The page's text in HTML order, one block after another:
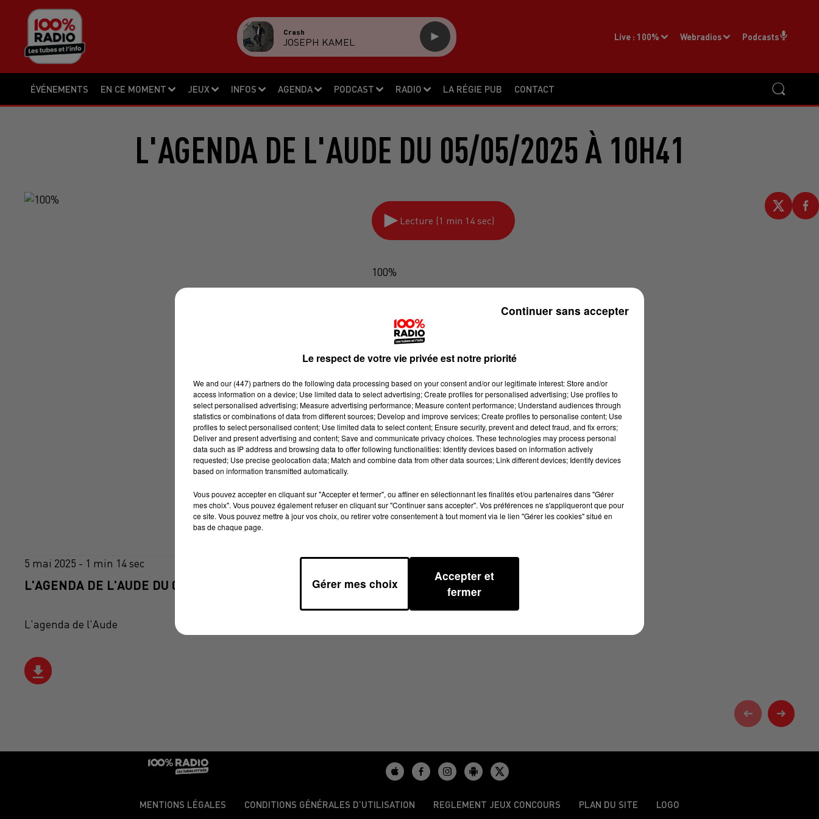
ÉVÉNEMENTS EN CE MOMENT JEUX INFOS AGENDA PODCAST RADIO LA RÉGIE PUB CONTACT
Live : 100% Webradios Podcasts
Crash
JOSEPH KAMEL
L'AGENDA DE L'AUDE DU 05/05/2025 À 10H41
Lecture (1 min 14 sec)
100%
5 mai 2025 - 1 min 14 sec
L'AGENDA DE L'AUDE DU 05/05/2025 À 10H41
L'agenda de l'Aude
MENTIONS LÉGALES CONDITIONS GÉNÉRALES D’UTILISATION REGLEMENT JEUX CONCOURS PLAN DU SITE LOGO
Le respect de votre vie privée est notre priorité
We and our (447) partnersdo the following data processing based on your consent and/or our legitimate interest: Store and/or
access information on a device; Use limited data to select advertising; Create profiles for personalised advertising; Use profiles to
select personalised advertising; Measure advertising performance; Measure content performance; Understand audiences through
statistics or combinations of data from different sources; Develop and improve services; Create profiles to personalise content; Use
profiles to select personalised content; Use limited data to select content; Ensure security, prevent and detect fraud, and fix errors;
Deliver and present advertising and content; Save and communicate privacy choices. These technologies may process personal
data such as IP address and browsing data to offer following functionalities: Identify devices based on information actively
requested; Use precise geolocation data; Match and combine data from other data sources; Link different devices; Identify devices
based on information transmitted automatically.
Vous pouvez accepter en cliquant sur "Accepter et fermer", ou affiner en sélectionnant les finalités et/ou partenaires dans "Gérer
mes choix". Vous pouvez également refuser en cliquant sur "Continuer sans accepter". Vos préférences ne s'appliqueront que pour
ce site. Vous pouvez mettre à jour vos choix, ou retirer votre consentement à tout moment via le lien "Gérer les cookies" situé en
bas de chaque page.
Gérer mes choix
Accepter et
fermer
Continuer sans accepter